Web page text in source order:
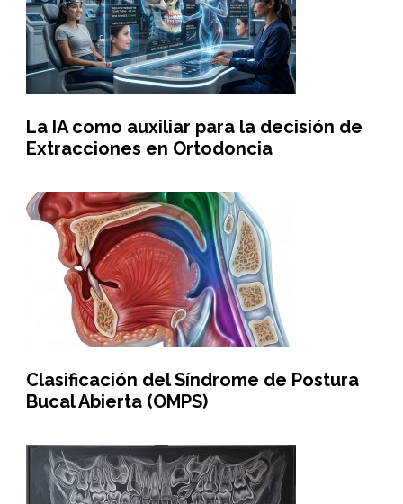
La IA como auxiliar para la decisión de
Extracciones en Ortodoncia
Clasificación del Síndrome de Postura
Bucal Abierta (OMPS)